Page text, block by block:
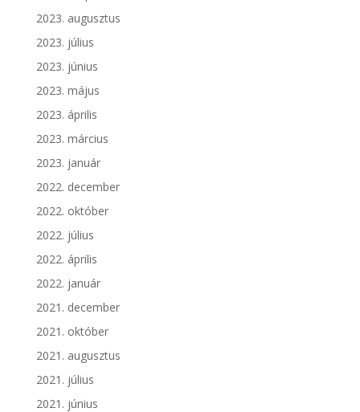
2023. augusztus
2023. július
2023. június
2023. május
2023. április
2023. március
2023. január
2022. december
2022. október
2022. július
2022. április
2022. január
2021. december
2021. október
2021. augusztus
2021. július
2021. június